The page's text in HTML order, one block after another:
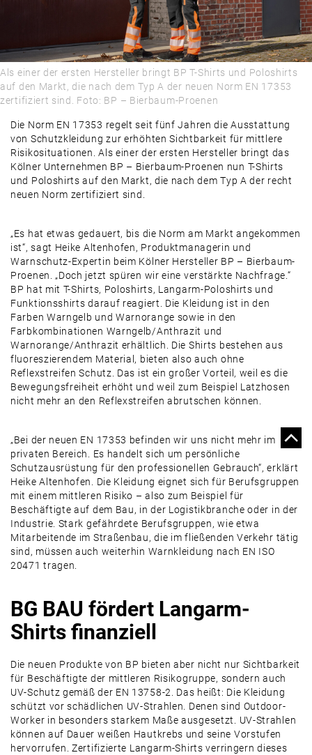
PRODUKTE & MÄRKTE
DAMALS
AUSBLICK
Als einer der ersten Hersteller bringt BP T-Shirts und Poloshirts
auf den Markt, die nach dem Typ A der neuen Norm EN 17353
zertifiziert sind. Foto: BP – Bierbaum-Proenen
Die Norm EN 17353 regelt seit fünf Jahren die Ausstattung
von Schutzkleidung zur erhöhten Sichtbarkeit für mittlere
Risikosituationen. Als einer der ersten Hersteller bringt das
Kölner Unternehmen BP – Bierbaum-Proenen nun T-Shirts
und Poloshirts auf den Markt, die nach dem Typ A der recht
neuen Norm zertifiziert sind.
„Es hat etwas gedauert, bis die Norm am Markt angekommen
ist“, sagt Heike Altenhofen, Produktmanagerin und
Warnschutz-Expertin beim Kölner Hersteller BP – Bierbaum-
Proenen. „Doch jetzt spüren wir eine verstärkte Nachfrage.“
BP hat mit T-Shirts, Poloshirts, Langarm-Poloshirts und
Funktionsshirts darauf reagiert. Die Kleidung ist in den
Farben Warngelb und Warnorange sowie in den
Farbkombinationen Warngelb/Anthrazit und
Warnorange/Anthrazit erhältlich. Die Shirts bestehen aus
fluoreszierendem Material, bieten also auch ohne
Reflexstreifen Schutz. Das ist ein großer Vorteil, weil es die
Bewegungsfreiheit erhöht und weil zum Beispiel Latzhosen
nicht mehr an den Reflexstreifen abrutschen können.
„Bei der neuen EN 17353 befinden wir uns nicht mehr im
privaten Bereich. Es handelt sich um persönliche
Schutzausrüstung für den professionellen Gebrauch“, erklärt
Heike Altenhofen. Die Kleidung eignet sich für Berufsgruppen
mit einem mittleren Risiko – also zum Beispiel für
Beschäftigte auf dem Bau, in der Logistikbranche oder in der
Industrie. Stark gefährdete Berufsgruppen, wie etwa
Mitarbeitende im Straßenbau, die im fließenden Verkehr tätig
sind, müssen auch weiterhin Warnkleidung nach EN ISO
20471 tragen.
BG BAU fördert Langarm-
Shirts finanziell
Die neuen Produkte von BP bieten aber nicht nur Sichtbarkeit
für Beschäftigte der mittleren Risikogruppe, sondern auch
UV-Schutz gemäß der EN 13758-2. Das heißt: Die Kleidung
schützt vor schädlichen UV-Strahlen. Denen sind Outdoor-
Worker in besonders starkem Maße ausgesetzt. UV-Strahlen
können auf Dauer weißen Hautkrebs und seine Vorstufen
hervorrufen. Zertifizierte Langarm-Shirts verringern dieses